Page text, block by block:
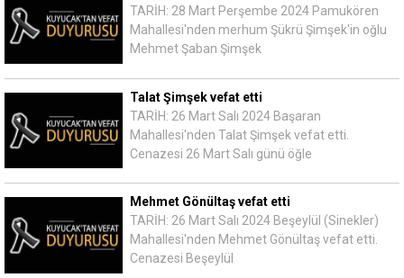
TARİH: 28 Mart Perşembe 2024 Pamukören
Mahallesi'nden merhum Şükrü Şimşek'in oğlu
Mehmet Şaban Şimşek
Talat Şimşek vefat etti
TARİH: 26 Mart Salı 2024 Başaran
Mahallesi'nden Talat Şimşek vefat etti.
Cenazesi 26 Mart Salı günü öğle
Mehmet Gönültaş vefat etti
TARİH: 26 Mart Salı 2024 Beşeylül (Sinekler)
Mahallesi'nden Mehmet Gönültaş vefat etti.
Cenazesi Beşeylül